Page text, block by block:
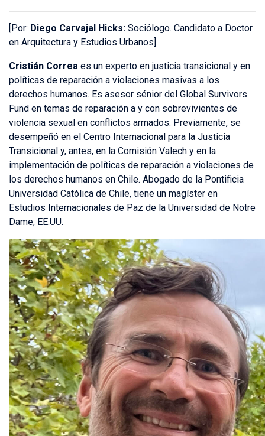
[Por: Diego Carvajal Hicks: Sociólogo. Candidato a Doctor
en Arquitectura y Estudios Urbanos]
Cristián Correa es un experto en justicia transicional y en
políticas de reparación a violaciones masivas a los
derechos humanos. Es asesor sénior del Global Survivors
Fund en temas de reparación a y con sobrevivientes de
violencia sexual en conflictos armados. Previamente, se
desempeñó en el Centro Internacional para la Justicia
Transicional y, antes, en la Comisión Valech y en la
implementación de políticas de reparación a violaciones de
los derechos humanos en Chile. Abogado de la Pontificia
Universidad Católica de Chile, tiene un magíster en
Estudios Internacionales de Paz de la Universidad de Notre
Dame, EE.UU.